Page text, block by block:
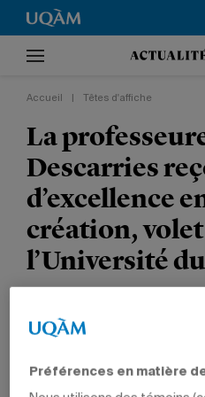
Accueil Têtes d'affiche
La
Descarries
d’excellence
création,
l’Université
SCIENCES HUMAINES
Préférences en matière